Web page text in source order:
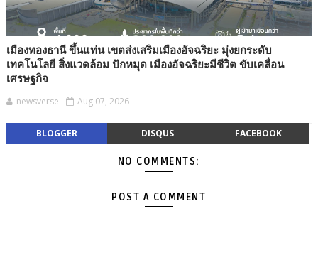
เมืองทองธานี ขึ้นแท่น เขตส่งเสริมเมืองอัจฉริยะ มุ่งยกระดับ
เทคโนโลยี สิ่งแวดล้อม ปักหมุด เมืองอัจฉริยะมีชีวิต ขับเคลื่อน
เศรษฐกิจ
newsverse Aug 07, 2026
BLOGGER DISQUS FACEBOOK
NO COMMENTS:
POST A COMMENT